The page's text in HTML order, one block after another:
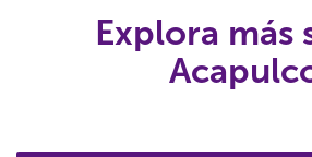
Explora más